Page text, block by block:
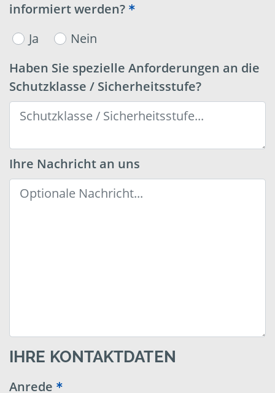
informiert werden?
Ja
Nein
Haben Sie spezielle Anforderungen an die
Schutzklasse / Sicherheitsstufe?
Ihre Nachricht an uns
IHRE KONTAKTDATEN
Anrede